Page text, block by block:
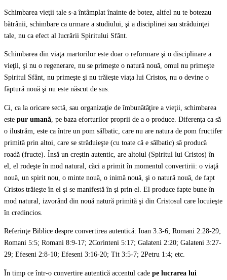
Schimbarea vieţii tale s-a întâmplat înainte de botez, altfel nu te botezau
bătrânii, schimbare ca urmare a studiului, şi a disciplinei sau străduinţei
tale, nu ca efect al lucrării Spiritului Sfânt.
Schimbarea din viaţa martorilor este doar o reformare şi o disciplinare a
vieţii, şi nu o regenerare, nu se primeşte o natură nouă, omul nu primeşte
Spiritul Sfânt, nu primeşte şi nu trăieşte viaţa lui Cristos, nu o devine o
făptură nouă şi nu este născut de sus.
Ci, ca la oricare sectă, sau organizaţie de îmbunătăţire a vieţii, schimbarea
este pur umană , pe baza eforturilor proprii de a o produce. Diferenţa ca să
o ilustrăm, este ca între un pom sălbatic, care nu are natura de pom fructifer
primită prin altoi, care se străduieşte (cu toate că e sălbatic) să producă
roadă (fructe). Însă un creştin autentic, are altoiul (Spiritul lui Cristos) în
el, el rodeşte în mod natural, căci a primit în momentul convertirii: o viaţă
nouă, un spirit nou, o minte nouă, o inimă nouă, şi o natură nouă, de fapt
Cristos trăieşte în el şi se manifestă în şi prin el. El produce fapte bune în
mod natural, izvorând din nouă natură primită şi din Cristosul care locuieşte
în credincios.
Referinţe Biblice despre convertirea autentică: Ioan 3.3-6; Romani 2:28-29;
Romani 5:5; Romani 8:9-17; 2Corinteni 5:17; Galateni 2:20; Galateni 3:27-
29; Efeseni 2:8-10; Efeseni 3:16-20; Tit 3:5-7; 2Petru 1:4; etc.
În timp ce într-o convertire autentică accentul cade pe lucrarea lui